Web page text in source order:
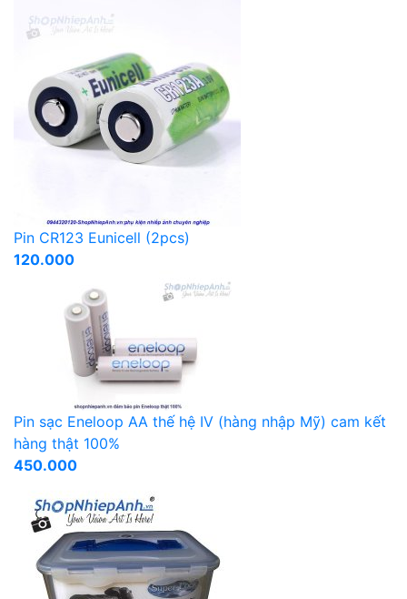
Pin CR123 Eunicell (2pcs)
120.000
Pin sạc Eneloop AA thế hệ IV (hàng nhập Mỹ) cam kết
hàng thật 100%
450.000